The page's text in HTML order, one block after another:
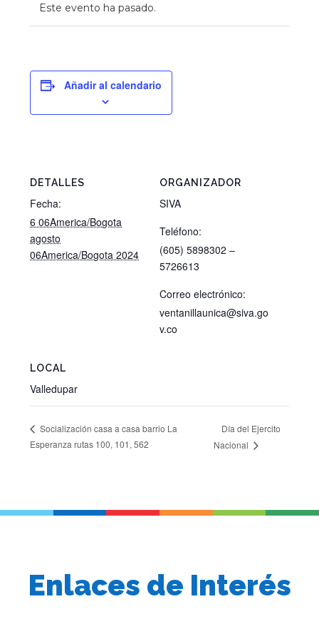
Este evento ha pasado.
Añadir al calendario
DETALLES
Fecha:
6 06America/Bogota
agosto
06America/Bogota 2024
LOCAL
Valledupar
ORGANIZADOR
SIVA
Teléfono:
(605) 5898302 –
5726613
Correo electrónico:
ventanillaunica@siva.go
v.co
Socialización casa a casa barrio La
Esperanza rutas 100, 101, 562
Día del Ejercito
Nacional
Enlaces de Interés